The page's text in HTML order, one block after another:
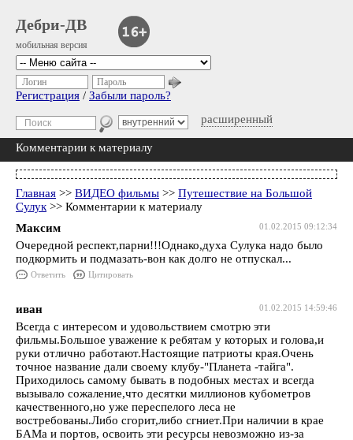
Дебри-ДВ
мобильная версия
расширенный
Логин Пароль
Регистрация / Забыли пароль?
Комментарии к материалу
Главная >> ВИДЕО фильмы >> Путешествие на Большой
Сулук >> Комментарии к материалу
01.02.2015 09:12:34
Максим
Очередной респект,парни!!!Однако,духа Сулука надо было
подкормить и подмазать-вон как долго не отпускал...
Ответить Цитировать
01.02.2015 14:59:46
иван
Всегда с интересом и удовольствием смотрю эти
фильмы.Большое уважение к ребятам у которых и голова,и
руки отлично работают.Настоящие патриоты края.Очень
точное название дали своему клубу-"Планета -тайга".
Приходилось самому бывать в подобных местах и всегда
вызывало сожаление,что десятки миллионов кубометров
качественного,но уже переспелого леса не
востребованы.Либо сгорит,либо сгниет.При наличии в крае
БАМа и портов, освоить эти ресурсы невозможно из-за